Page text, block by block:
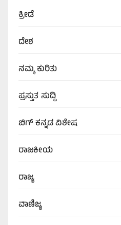
ಕ್ರೀಡೆ
ದೇಶ
ನಮ್ಮ ಕುರಿತು
ಪ್ರಸ್ತುತ ಸುದ್ದಿ
ಬಿಗ್‌ ಕನ್ನಡ ವಿಶೇಷ
ರಾಜಕೀಯ
ರಾಜ್ಯ
ವಾಣಿಜ್ಯ